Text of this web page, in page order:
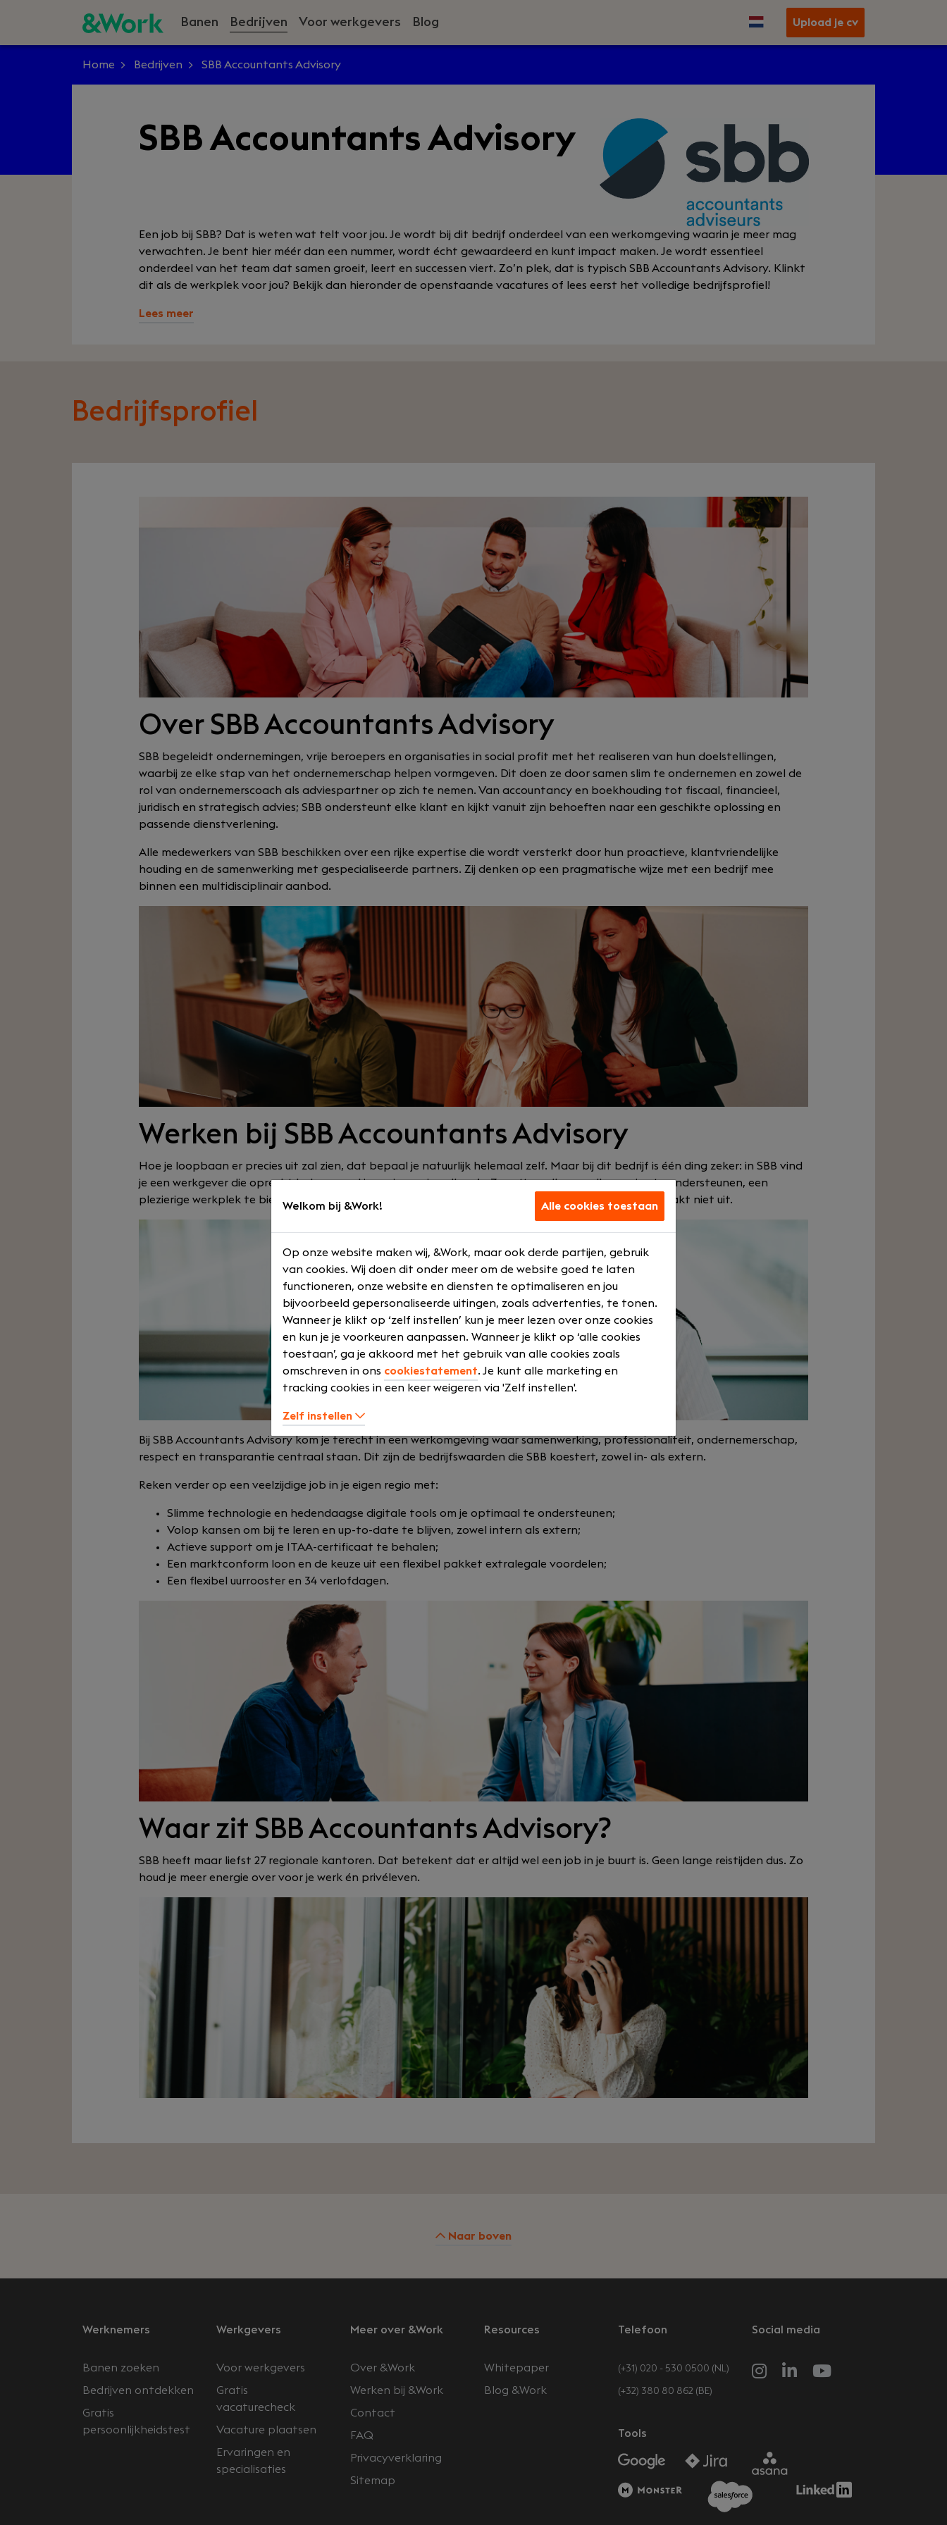
Banen Bedrijven Voor werkgevers Blog Upload je cv
Home Bedrijven SBB Accountants Advisory
SBB Accountants Advisory
Een job bij SBB? Dat is weten wat telt voor jou. Je wordt bij dit bedrijf onderdeel van een werkomgeving waarin je meer mag
verwachten. Je bent hier méér dan een nummer, wordt écht gewaardeerd en kunt impact maken. Je wordt essentieel
onderdeel van het team dat samen groeit, leert en successen viert. Zo’n plek, dat is typisch SBB Accountants Advisory. Klinkt
dit als de werkplek voor jou? Bekijk dan hieronder de openstaande vacatures of lees eerst het volledige bedrijfsprofiel!
Lees meer
Bedrijfsprofiel
Over SBB Accountants Advisory
SBB begeleidt ondernemingen, vrije beroepers en organisaties in social profit met het realiseren van hun doelstellingen,
waarbij ze elke stap van het ondernemerschap helpen vormgeven. Dit doen ze door samen slim te ondernemen en zowel de
rol van ondernemerscoach als adviespartner op zich te nemen. Van accountancy en boekhouding tot fiscaal, financieel,
juridisch en strategisch advies; SBB ondersteunt elke klant en kijkt vanuit zijn behoeften naar een geschikte oplossing en
passende dienstverlening.
Alle medewerkers van SBB beschikken over een rijke expertise die wordt versterkt door hun proactieve, klantvriendelijke
houding en de samenwerking met gespecialiseerde partners. Zij denken op een pragmatische wijze met een bedrijf mee
binnen een multidisciplinair aanbod.
Werken bij SBB Accountants Advisory
Hoe je loopbaan er precies uit zal zien, dat bepaal je natuurlijk helemaal zelf. Maar bij dit bedrijf is één ding zeker: in SBB vind
je een werkgever die oprecht bekommerd is om jou en je collega’s. Ze zetten alles op alles om jou te ondersteunen, een
plezierige werkplek te bieden en je uit te dagen – of je nu junior, accountant of advisor bent, dat maakt niet uit.
Bij SBB Accountants Advisory kom je terecht in een werkomgeving waar samenwerking, professionaliteit, ondernemerschap,
respect en transparantie centraal staan. Dit zijn de bedrijfswaarden die SBB koestert, zowel in- als extern.
Reken verder op een veelzijdige job in je eigen regio met:
Slimme technologie en hedendaagse digitale tools om je optimaal te ondersteunen;
Volop kansen om bij te leren en up-to-date te blijven, zowel intern als extern;
Actieve support om je ITAA-certificaat te behalen;
Een marktconform loon en de keuze uit een flexibel pakket extralegale voordelen;
Een flexibel uurrooster en 34 verlofdagen.
Waar zit SBB Accountants Advisory?
SBB heeft maar liefst 27 regionale kantoren. Dat betekent dat er altijd wel een job in je buurt is. Geen lange reistijden dus. Zo
houd je meer energie over voor je werk én privéleven.
Naar boven
Werknemers
Banen zoeken
Bedrijven ontdekken
Gratis
persoonlijkheidstest
Werkgevers
Voor werkgevers
Gratis
vacaturecheck
Vacature plaatsen
Ervaringen en
specialisaties
Meer over &Work
Over &Work
Werken bij &Work
Contact
FAQ
Privacyverklaring
Sitemap
Resources
Whitepaper
Blog &Work
Telefoon
(+31) 020 - 530 0500 (NL)
(+32) 380 80 862 (BE)
Social media
Tools
Welkom bij &Work! Alle cookies toestaan
Op onze website maken wij, &Work, maar ook derde partijen, gebruik
van cookies. Wij doen dit onder meer om de website goed te laten
functioneren, onze website en diensten te optimaliseren en jou
bijvoorbeeld gepersonaliseerde uitingen, zoals advertenties, te tonen.
Wanneer je klikt op ‘zelf instellen’ kun je meer lezen over onze cookies
en kun je je voorkeuren aanpassen. Wanneer je klikt op ‘alle cookies
toestaan’, ga je akkoord met het gebruik van alle cookies zoals
omschreven in ons cookiestatement. Je kunt alle marketing en
tracking cookies in een keer weigeren via 'Zelf instellen'.
Zelf instellen